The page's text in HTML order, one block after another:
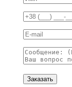
Заказать